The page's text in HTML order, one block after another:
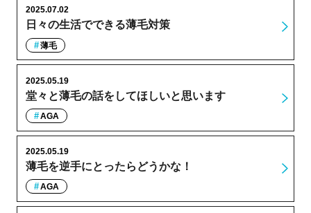
日々の生活でできる薄毛対策
2025.07.02
薄毛
堂々と薄毛の話をしてほしいと思います
2025.05.19
AGA
薄毛を逆手にとったらどうかな！
2025.05.19
AGA